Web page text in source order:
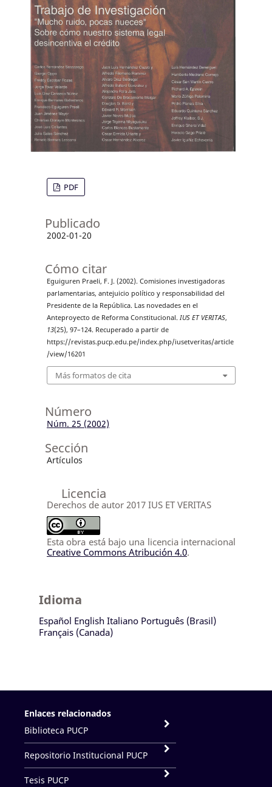
PDF
Publicado
2002-01-20
Cómo citar
Eguiguren Praeli, F. J. (2002). Comisiones investigadoras
parlamentarias, antejuicio político y responsabilidad del
Presidente de la República. Las novedades en el
Anteproyecto de Reforma Constitucional. IUS ET VERITAS,
13(25), 97–124. Recuperado a partir de
https://revistas.pucp.edu.pe/index.php/iusetveritas/article
/view/16201
Más formatos de cita
Número
Núm. 25 (2002)
Sección
Artículos
Licencia
Derechos de autor 2017 IUS ET VERITAS
Esta obra está bajo una licencia internacional
Creative Commons Atribución 4.0.
Idioma
Español English Italiano Português (Brasil)
Français (Canada)
Enlaces relacionados
Biblioteca PUCP
Repositorio Institucional PUCP
Tesis PUCP